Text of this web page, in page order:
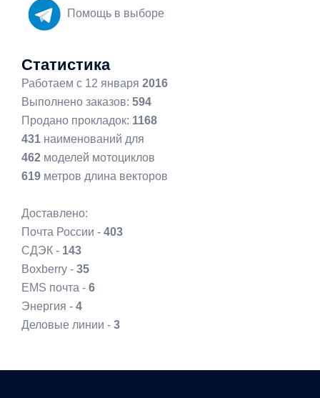
Помощь в выборе
Статистика
Работаем с 12 января 2016
Выполнено заказов: 594
Продано прокладок: 1168
431 наименований для
462 моделей мотоциклов
619 метров длина векторов
Доставлено:
Почта России - 403
СДЭК - 143
Boxberry - 35
EMS почта - 6
Энергия - 4
Деловые линии - 3